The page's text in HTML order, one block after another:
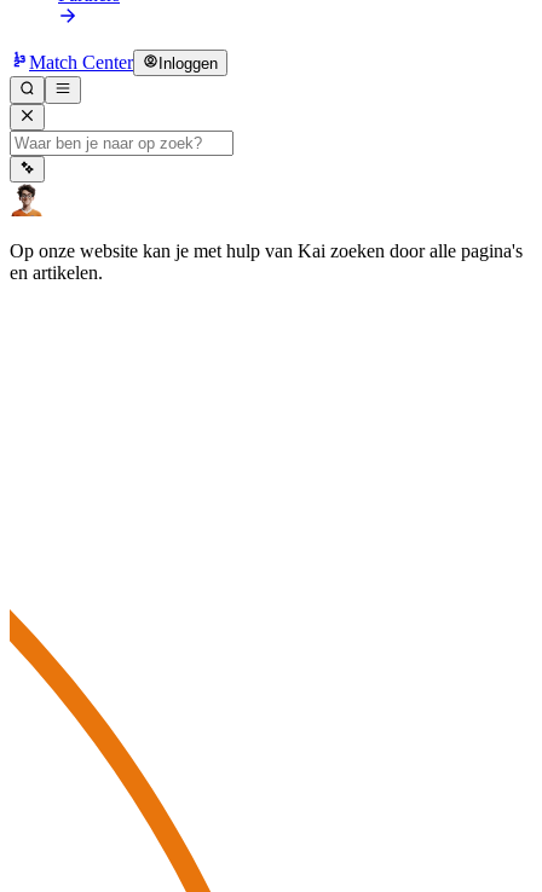
Match Center Inloggen
Op onze website kan je met hulp van Kai zoeken door alle pagina's
en artikelen.